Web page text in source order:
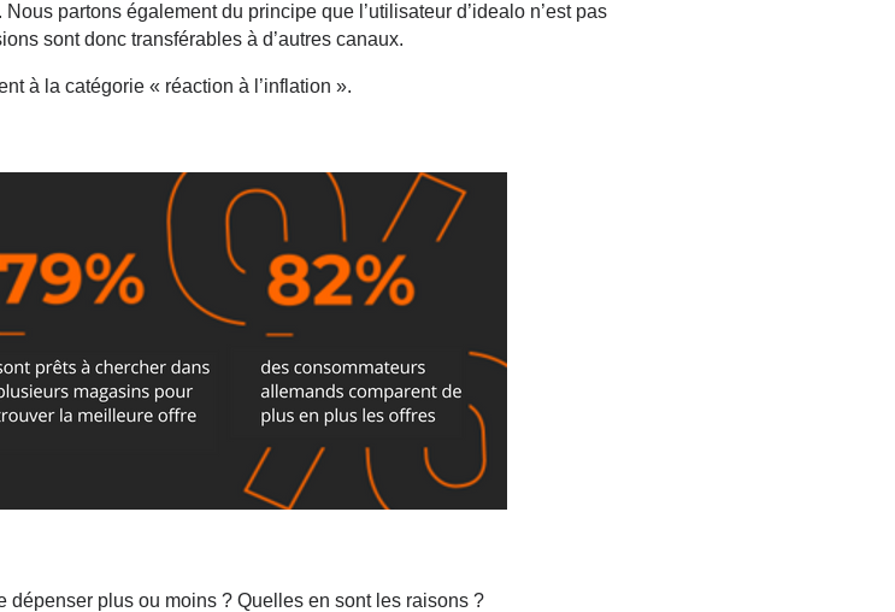
partons également du principe que l’utilisateur d’idealo n’est pas
sont donc transférables à d’autres canaux.
à la catégorie « réaction à l’inflation ».
dépenser plus ou moins ? Quelles en sont les raisons ?